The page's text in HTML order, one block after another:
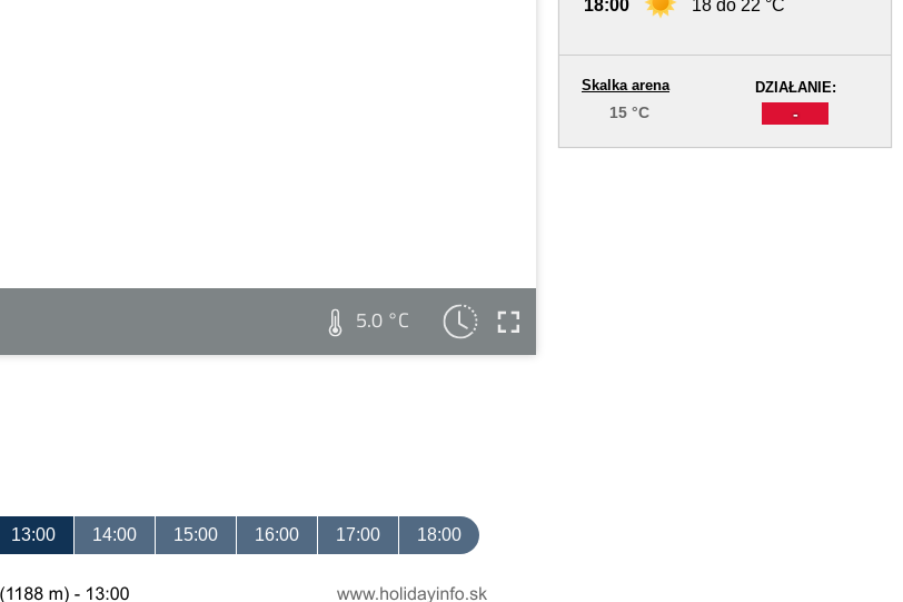
5.0 °C
18:00 18 do 22 °C
DZIAŁANIE:
-
Skalka arena
15 °C
13:00 14:00 15:00 16:00 17:00 18:00